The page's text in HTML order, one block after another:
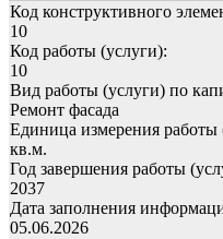
Код конструктивного
10
Код работы (услуги):
10
Вид работы (услуги) по
Ремонт фасада
Единица измерения работы
кв.м.
Год завершения работы
2037
Дата заполнения
05.06.2026